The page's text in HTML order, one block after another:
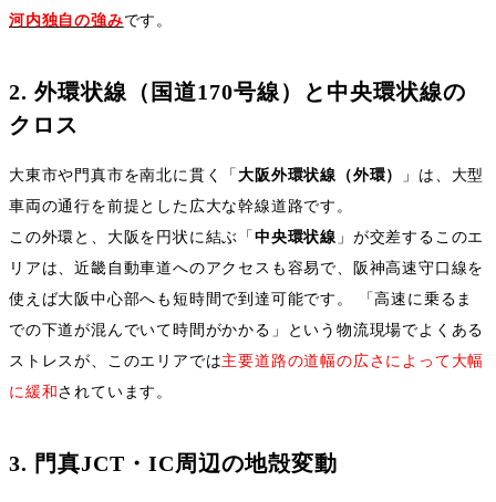
河内独自の強みです。
2. 外環状線（国道170号線）と中央環状線の
クロス
大東市や門真市を南北に貫く「大阪外環状線（外環）
」は、大型
車両の通行を前提とした広大な幹線道路です。
この外環と、大阪を円状に結ぶ「中央環状線 」が交差するこのエ
リアは、近畿自動車道へのアクセスも容易で、阪神高速守口線を
使えば大阪中心部へも短時間で到達可能です。 「高速に乗るま
での下道が混んでいて時間がかかる」という物流現場でよくある
ストレスが、このエリアでは主要道路の道幅の広さによって大幅
に緩和 されています。
3. 門真JCT ・ IC周辺の地殻変動